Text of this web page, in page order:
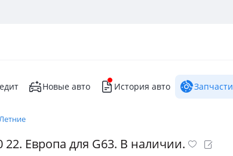
Новые авто История авто Запчасти
22. Европа для G63. В наличии.